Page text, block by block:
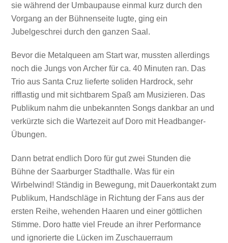
sie während der Umbaupause einmal kurz durch den
Vorgang an der Bühnenseite lugte, ging ein
Jubelgeschrei durch den ganzen Saal.
Bevor die Metalqueen am Start war, mussten allerdings
noch die Jungs von Archer für ca. 40 Minuten ran. Das
Trio aus Santa Cruz lieferte soliden Hardrock, sehr
rifflastig und mit sichtbarem Spaß am Musizieren. Das
Publikum nahm die unbekannten Songs dankbar an und
verkürzte sich die Wartezeit auf Doro mit Headbanger-
Übungen.
Dann betrat endlich Doro für gut zwei Stunden die
Bühne der Saarburger Stadthalle. Was für ein
Wirbelwind! Ständig in Bewegung, mit Dauerkontakt zum
Publikum, Handschläge in Richtung der Fans aus der
ersten Reihe, wehenden Haaren und einer göttlichen
Stimme. Doro hatte viel Freude an ihrer Performance
und ignorierte die Lücken im Zuschauerraum